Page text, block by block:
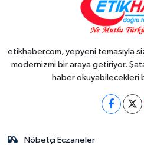
etikhabercom, yepyeni temasıyla
modernizmi bir araya getiriyor.
haber okuyabilecekleri
Nöbetçi Eczaneler